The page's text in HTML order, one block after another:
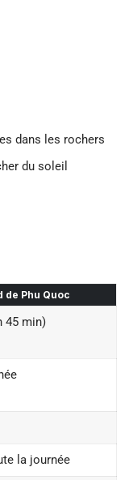
dans les rochers
du soleil
de Phu Quoc
45 min)
la journée